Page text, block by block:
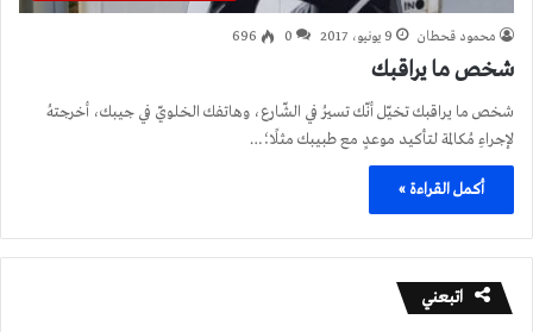
محمود قحطان 9 يونيو، 2017 0
696
شخص ما يراقبك
شخص ما يراقبك تخيّل أنّك تسيرُ في الشّارع، وهاتفك الخلويّ في جيبك، أخرجتهُ
لإجراءِ مُكالمة لتأكيد موعدٍ مع طبيبك مثلًا؛…
أكمل القراءة »
اتبعني